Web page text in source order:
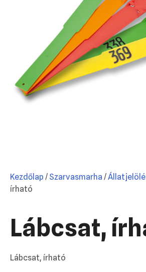
Kezdőlap / Szarvasmarha /
írható
Lábcsat,
Lábcsat, írható